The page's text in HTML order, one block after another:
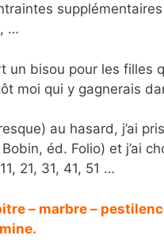
…
un bisou pour les filles
moi qui y gagnerais
au hasard, j’ai
éd. Folio) et j’ai
21, 31, 41, 51 …
– marbre –